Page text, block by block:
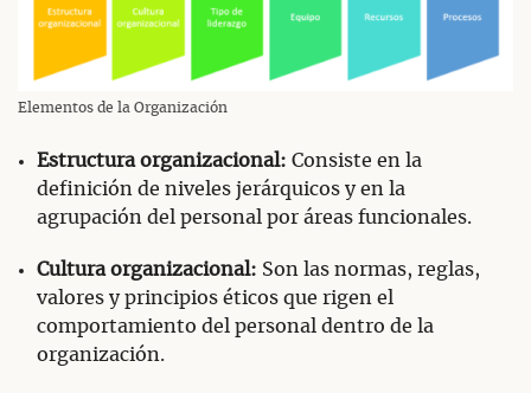
Elementos de la Organización
Estructura organizacional: Consiste en la
definición de niveles jerárquicos y en la
agrupación del personal por áreas funcionales.
Cultura organizacional: Son las normas, reglas,
valores y principios éticos que rigen el
comportamiento del personal dentro de la
organización.